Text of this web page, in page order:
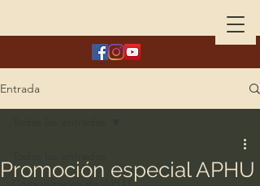
Entrada
Promoción especial APHU